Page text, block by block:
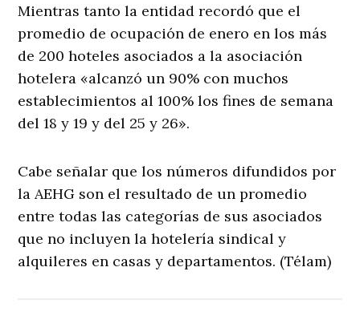
Mientras tanto la entidad recordó que el
promedio de ocupación de enero en los más
de 200 hoteles asociados a la asociación
hotelera «alcanzó un 90% con muchos
establecimientos al 100% los fines de semana
del 18 y 19 y del 25 y 26».
Cabe señalar que los números difundidos por
la AEHG son el resultado de un promedio
entre todas las categorías de sus asociados
que no incluyen la hotelería sindical y
alquileres en casas y departamentos. (Télam)